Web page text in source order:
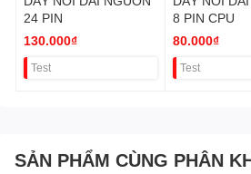
24 PIN
130.000₫
Test
8 PIN CPU
80.000₫
Test
SẢN PHẨM CÙNG PHÂN